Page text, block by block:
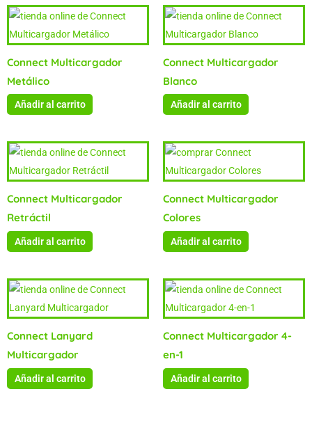
Connect Multicargador
Metálico
Añadir al carrito
Connect Multicargador
Blanco
Añadir al carrito
Connect Multicargador
Retráctil
Añadir al carrito
Connect Multicargador
Colores
Añadir al carrito
Connect Lanyard
Multicargador
Añadir al carrito
Connect Multicargador 4-
en-1
Añadir al carrito